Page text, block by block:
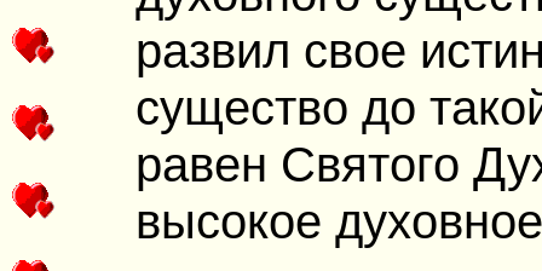
развил свое
существо до
равен Святого
высокое